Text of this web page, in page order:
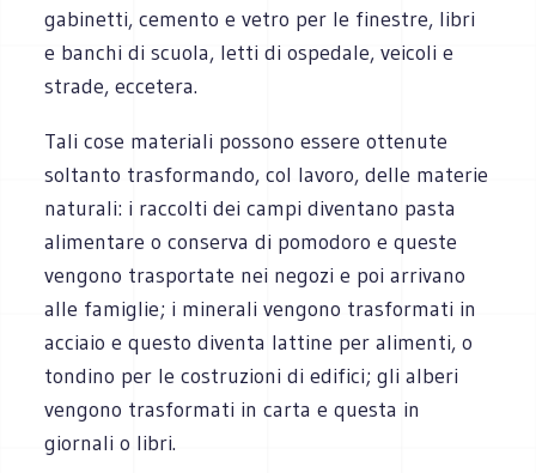
gabinetti, cemento e vetro per le finestre, libri
e banchi di scuola, letti di ospedale, veicoli e
strade, eccetera.
Tali cose materiali possono essere ottenute
soltanto trasformando, col lavoro, delle materie
naturali: i raccolti dei campi diventano pasta
alimentare o conserva di pomodoro e queste
vengono trasportate nei negozi e poi arrivano
alle famiglie; i minerali vengono trasformati in
acciaio e questo diventa lattine per alimenti, o
tondino per le costruzioni di edifici; gli alberi
vengono trasformati in carta e questa in
giornali o libri.